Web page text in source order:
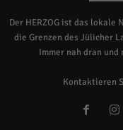
Der HERZOG ist das
die Grenzen des Jülicher
Immer nah dran
Kontaktieren